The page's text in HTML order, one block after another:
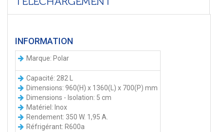
INFORMATION
Marque: Polar
Capacité: 282 L
Dimensions: 960(H) x 1360(L) x 700(P) mm
Dimensions - Isolation: 5 cm
Matériel: Inox
Rendement: 350 W. 1,95 A.
Réfrigérant: R600a